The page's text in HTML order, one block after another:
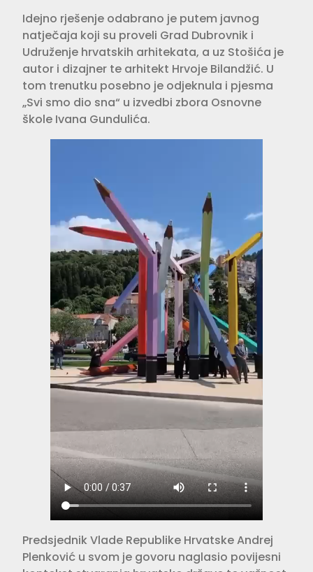
Idejno rješenje odabrano je putem javnog
natječaja koji su proveli Grad Dubrovnik i
Udruženje hrvatskih arhitekata, a uz Stošića je
autor i dizajner te arhitekt Hrvoje Bilandžić. U
tom trenutku posebno je odjeknula i pjesma
„Svi smo dio sna“ u izvedbi zbora Osnovne
škole Ivana Gundulića.
Predsjednik Vlade Republike Hrvatske Andrej
Plenković u svom je govoru naglasio povijesni